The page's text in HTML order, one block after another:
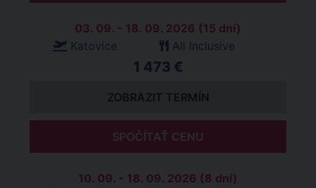
03. 09. - 18. 09. 2026 (15 dní)
Katovice
All Inclusive
1 473 €
ZOBRAZIT TERMÍN
SPOČÍTAŤ CENU
10. 09. - 18. 09. 2026 (8 dní)